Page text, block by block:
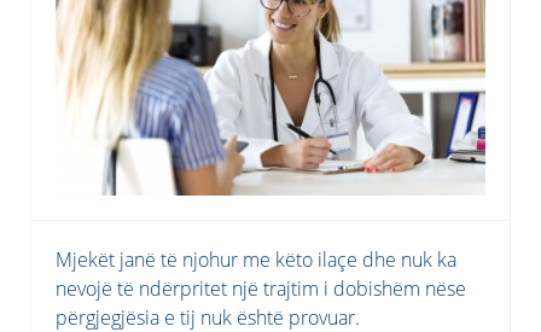
Mjekët janë të njohur me këto ilaçe dhe nuk ka
nevojë të ndërpritet një trajtim i dobishëm nëse
përgjegjësia e tij nuk është provuar.